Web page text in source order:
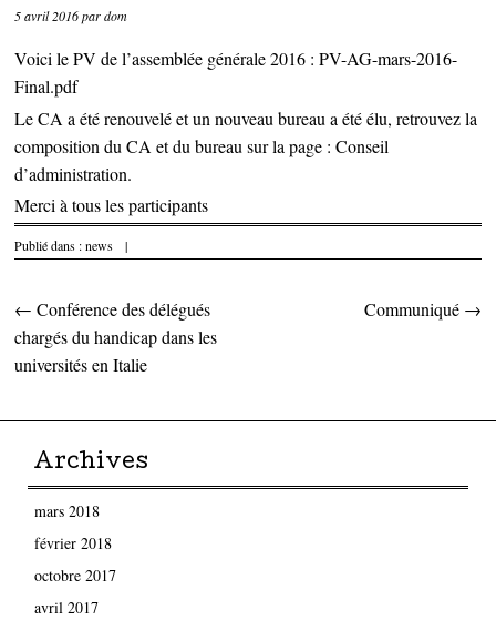
5 avril 2016pardom
Voici le PV de l’assemblée générale 2016 :PV-AG-mars-2016-
Final.pdf
Le CA a été renouvelé et un nouveau bureau a été élu, retrouvez la
composition du CA et du bureau sur la page :Conseil
d’administration.
Merci à tous les participants
Publié dans :news |
Parcourir les articles
← Conférence des délégués
chargés du handicap dans les
universités en Italie
Communiqué →
Archives
mars 2018
février 2018
octobre 2017
avril 2017